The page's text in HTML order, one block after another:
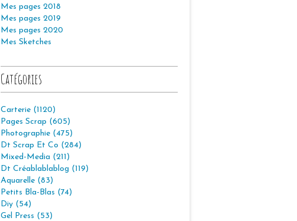
Mes pages 2018
Mes pages 2019
Mes pages 2020
Mes Sketches
Catégories
Carterie (1120)
Pages Scrap (605)
Photographie (475)
Dt Scrap Et Co (284)
Mixed-Media (211)
Dt Créablablablog (119)
Aquarelle (83)
Petits Bla-Blas (74)
Diy (54)
Gel Press (53)